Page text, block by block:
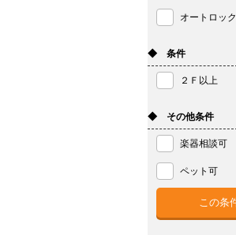
オートロック
◆ 条件
２Ｆ以上
◆ その他条件
楽器相談可
ペット可